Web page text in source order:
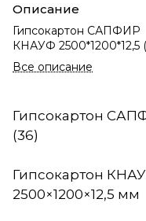
Описание
Гипсокартон САПФИР
КНАУФ 2500*1200*12,5
Все описание
Гипсокартон
(36)
Гипсокартон
2500×1200×12,5 мм